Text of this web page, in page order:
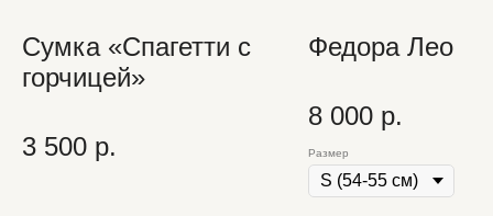
Сумка «Спагетти с
горчицей»
3 500 р.
Федора Лео
8 000 р.
Размер